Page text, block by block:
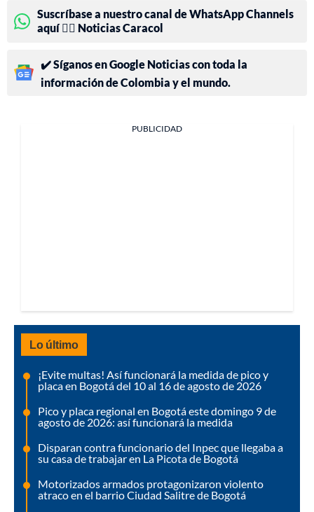
Suscríbase a nuestro canal de WhatsApp Channels
aquí 👉🏻 Noticias Caracol
✔️ Síganos en Google Noticias con toda la
información de Colombia y el mundo.
PUBLICIDAD
Lo último
¡Evite multas! Así funcionará la medida de pico y
placa en Bogotá del 10 al 16 de agosto de 2026
Pico y placa regional en Bogotá este domingo 9 de
agosto de 2026: así funcionará la medida
Disparan contra funcionario del Inpec que llegaba a
su casa de trabajar en La Picota de Bogotá
Motorizados armados protagonizaron violento
atraco en el barrio Ciudad Salitre de Bogotá